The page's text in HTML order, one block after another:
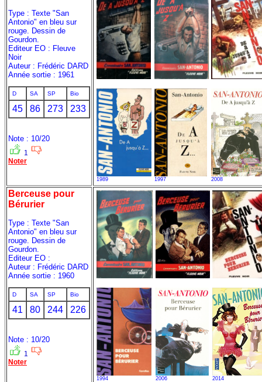
Type : Texte "San
Antonio" en bleu sur
rouge. Dessin de
Gourdon.
Editeur EO : Fleuve
Noir
Auteur : Frédéric DARD
Année sortie : 1961
D SA SP Bio
45 86 273 233
Note : 10/20
1
Noter
1989 1997 2008
Berceuse pour
Bérurier
Type : Texte "San
Antonio" en bleu sur
rouge. Dessin de
Gourdon.
Editeur EO :
Auteur : Frédéric DARD
Année sortie : 1960
D SA SP Bio
41 80 244 226
Note : 10/20
1
Noter
1994 2006 2014